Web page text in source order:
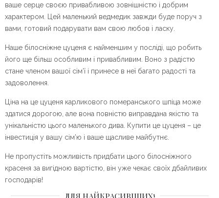
ваше серце своєю привабливою зовнішністю і добрим
характером. Цей маленький ведмедик завжди буде поруч з
вами, готовий подарувати вам свою любов і ласку.
Наше білосніжне цуценя є найменшим у посліді, що робить
його ще більш особливим і привабливим. Воно з радістю
стане членом вашої сім’ї і принесе в неї багато радості та
задоволення.
Ціна на це цуценя карликового померанського шпіца може
здатися дорогою, але вона повністю виправдана якістю та
унікальністю цього маленького дива. Купити це цуценя – це
інвестиція у вашу сім’ю і ваше щасливе майбутнє.
Не пропустіть можливість придбати цього білосніжного
красеня за вигідною вартістю, він уже чекає своїх дбайливих
господарів!
ДЛЯ НАЙКРАСИВІШИХ!